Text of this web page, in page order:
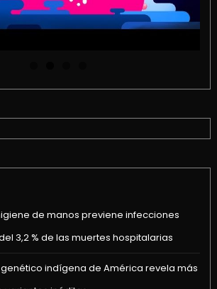
de manos previene infecciones
3,2 % de las muertes hospitalarias
indígena de América revela más